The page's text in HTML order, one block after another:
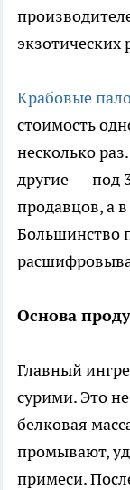
Крабовые
стоимость
несколько
другие — под
продавцов, а
Большинство
Основа
Главный
сурими. Это
белковая
промывают,
примеси.